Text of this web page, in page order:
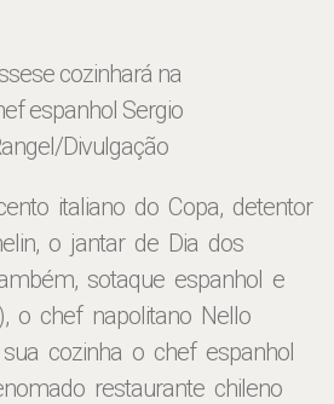
cozinhará na
espanhol Sergio
Divulgação
italiano do Copa, detentor
o jantar de Dia dos
sotaque espanhol e
o chef napolitano Nello
cozinha o chef espanhol
restaurante chileno